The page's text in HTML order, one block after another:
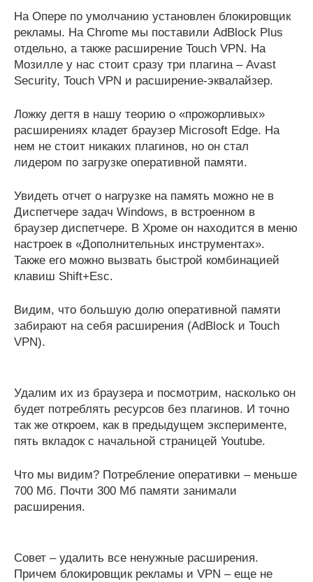
На Опере по умолчанию установлен блокировщик
рекламы. На Chrome мы поставили AdBlock Plus
отдельно, а также расширение Touch VPN. На
Мозилле у нас стоит сразу три плагина – Avast
Security, Touch VPN и расширение-эквалайзер.
Ложку дегтя в нашу теорию о «прожорливых»
расширениях кладет браузер Microsoft Edge. На
нем не стоит никаких плагинов, но он стал
лидером по загрузке оперативной памяти.
Увидеть отчет о нагрузке на память можно не в
Диспетчере задач Windows, в встроенном в
браузер диспетчере. В Хроме он находится в меню
настроек в «Дополнительных инструментах».
Также его можно вызвать быстрой комбинацией
клавиш Shift+Esc.
Видим, что большую долю оперативной памяти
забирают на себя расширения (AdBlock и Touch
VPN).
Удалим их из браузера и посмотрим, насколько он
будет потреблять ресурсов без плагинов. И точно
так же откроем, как в предыдущем эксперименте,
пять вкладок с начальной страницей Youtube.
Что мы видим? Потребление оперативки – меньше
700 Мб. Почти 300 Мб памяти занимали
расширения.
Совет – удалить все ненужные расширения.
Причем блокировщик рекламы и VPN – еще не